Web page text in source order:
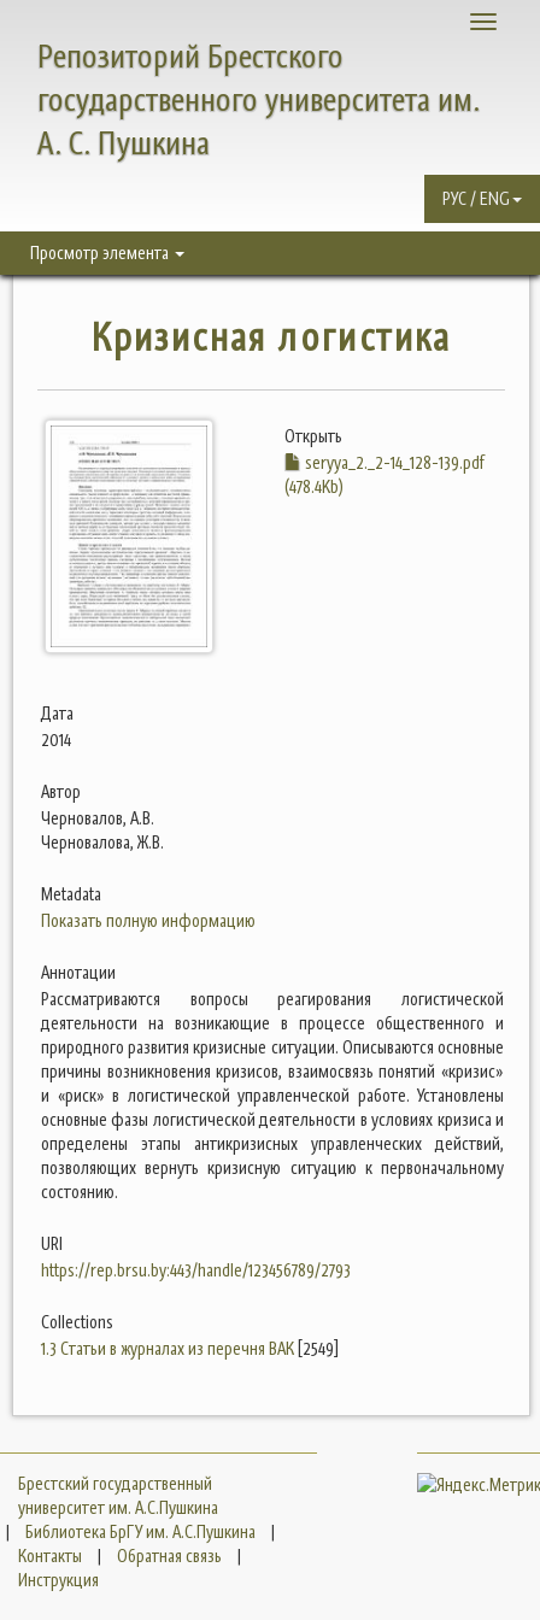
Toggle
Репозиторий Брестского
государственного университета им.
А. С. Пушкина
РУС / ENG
Просмотр элемента
Кризисная логистика
Открыть
seryya_2._2-14_128-139.pdf
(478.4Kb)
Дата
2014
Автор
Черновалов, А.В.
Черновалова, Ж.В.
Metadata
Показать полную информацию
Аннотации
Рассматриваются вопросы реагирования логистической
деятельности на возникающие в процессе общественного и
природного развития кризисные ситуации. Описываются основные
причины возникновения кризисов, взаимосвязь понятий «кризис»
и «риск» в логистической управленческой работе. Установлены
основные фазы логистической деятельности в условиях кризиса и
определены этапы антикризисных управленческих действий,
позволяющих вернуть кризисную ситуацию к первоначальному
состоянию.
URI
https://rep.brsu.by:443/handle/123456789/2793
Collections
1.3 Статьи в журналах из перечня ВАК [2549]
Брестский государственный
университет им. А.С.Пушкина
|
Библиотека БрГУ им. А.С.Пушкина
|
Контакты
| Обратная связь
|
Инструкция